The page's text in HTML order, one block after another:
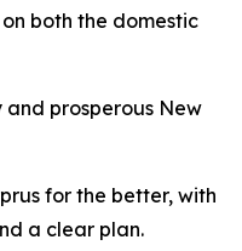
both the domestic
prosperous New
for the better, with
a clear plan.